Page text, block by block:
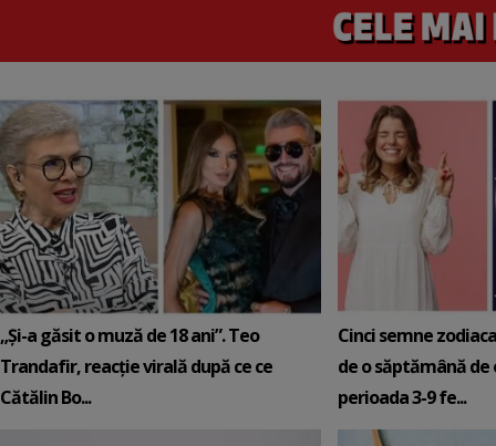
„Și-a găsit o muză de 18 ani”. Teo
Trandafir, reacție virală după ce ce
Cătălin Bo...
Cinci semne
de o săptămână de
perioada 3-9 fe...